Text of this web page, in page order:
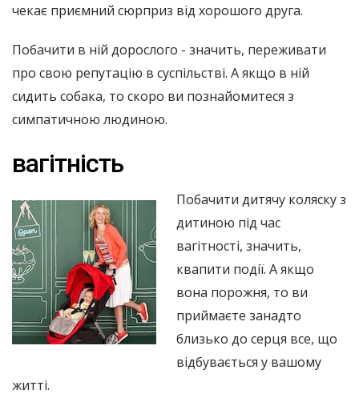
чекає приємний сюрприз від хорошого друга.
Побачити в ній дорослого - значить, переживати
про свою репутацію в суспільстві. А якщо в ній
сидить собака, то скоро ви познайомитеся з
симпатичною людиною.
вагітність
Побачити дитячу коляску з
дитиною під час
вагітності, значить,
квапити події. А якщо
вона порожня, то ви
приймаєте занадто
близько до серця все, що
відбувається у вашому
житті.